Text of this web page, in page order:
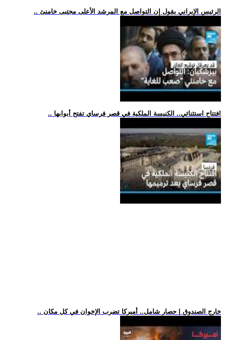
.. الرئيس الإيراني يقول إن التواصل مع المرشد الأعلى مجتبى خامنئ
.. افتتاح استثنائي.. الكنيسة الملكية في قصر فرساي تفتح أبوابها
.. خارج الصندوق | حصار شامل.. أميركا تضرب الإخوان في كل مكان